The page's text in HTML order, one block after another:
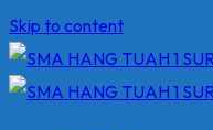
Skip to content